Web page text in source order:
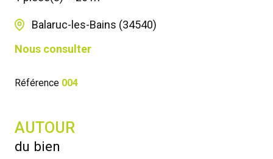
Balaruc-les-Bains (34540)
Nous consulter
Référence 004
AUTOUR
du bien